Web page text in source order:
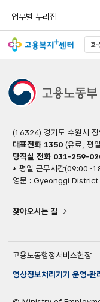
업무별 누리집
화
(16324) 경기도 수원시
대표전화 1350(유료, 평
당직실 전화 031-259-
* 평일 근무시간
영문 : Gyeonggi
찾아오시는 길
고용노동행정서비스헌장
영상정보처리기기 운영·관